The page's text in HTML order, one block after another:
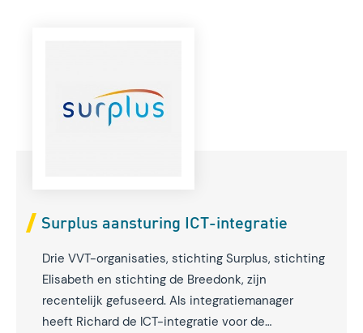
Surplus aansturing ICT-integratie
Drie VVT-organisaties, stichting Surplus, stichting
Elisabeth en stichting de Breedonk, zijn
recentelijk gefuseerd. Als integratiemanager
heeft Richard de ICT-integratie voor de